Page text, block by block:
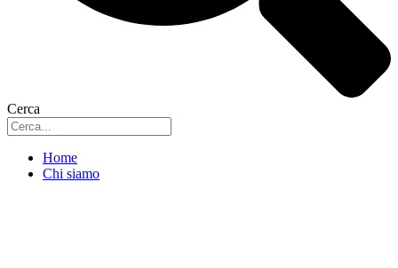
Cerca
Home
Chi siamo